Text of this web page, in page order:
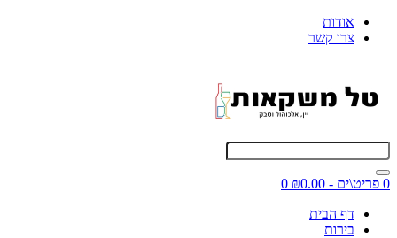
אודות
צרו קשר
0 פריט\ים - ₪0.00
0
דף הבית
בירות